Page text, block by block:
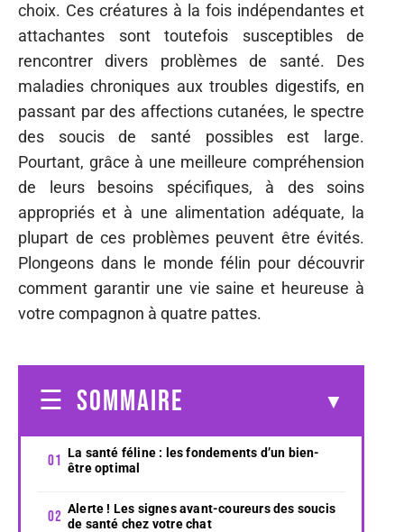
choix. Ces créatures à la fois indépendantes et
attachantes sont toutefois susceptibles de
rencontrer divers problèmes de santé. Des
maladies chroniques aux troubles digestifs, en
passant par des affections cutanées, le spectre
des soucis de santé possibles est large.
Pourtant, grâce à une meilleure compréhension
de leurs besoins spécifiques, à des soins
appropriés et à une alimentation adéquate, la
plupart de ces problèmes peuvent être évités.
Plongeons dans le monde félin pour découvrir
comment garantir une vie saine et heureuse à
votre compagnon à quatre pattes.
SOMMAIRE
La santé féline : les fondements d’un bien-
être optimal
Alerte ! Les signes avant-coureurs des soucis
de santé chez votre chat